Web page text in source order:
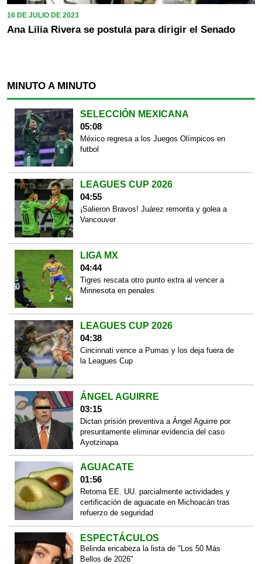
16 DE JULIO DE 2023
Ana Lilia Rivera se postula para dirigir el Senado
MINUTO A MINUTO
SELECCIÓN MEXICANA
05:08
México regresa a los Juegos Olímpicos en
futbol
LEAGUES CUP 2026
04:55
¡Salieron Bravos! Juárez remonta y golea a
Vancouver
LIGA MX
04:44
Tigres rescata otro punto extra al vencer a
Minnesota en penales
LEAGUES CUP 2026
04:38
Cincinnati vence a Pumas y los deja fuera de
la Leagues Cup
ÁNGEL AGUIRRE
03:15
Dictan prisión preventiva a Ángel Aguirre por
presuntamente eliminar evidencia del caso
Ayotzinapa
AGUACATE
01:56
Retoma EE. UU. parcialmente actividades y
certificación de aguacate en Michoacán tras
refuerzo de seguridad
ESPECTÁCULOS
Belinda encabeza la lista de "Los 50 Más
Bellos de 2026"